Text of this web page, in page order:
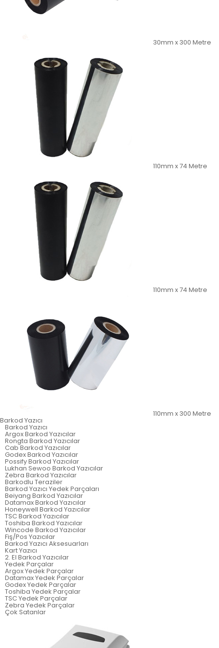
30mm x 300 Metre
110mm x 74 Metre
110mm x 74 Metre
110mm x 300 Metre
Barkod Yazıcı
Barkod Yazıcı
Argox Barkod Yazıcılar
Rongta Barkod Yazıcılar
Cab Barkod Yazıcılar
Godex Barkod Yazıcılar
Possify Barkod Yazıcılar
Lukhan Sewoo Barkod Yazıcılar
Zebra Barkod Yazıcılar
Barkodlu Teraziler
Barkod Yazıcı Yedek Parçaları
Beiyang Barkod Yazıcılar
Datamax Barkod Yazıcılar
Honeywell Barkod Yazıcılar
TSC Barkod Yazıcılar
Toshiba Barkod Yazıcılar
Wincode Barkod Yazıcılar
Fiş/Pos Yazıcılar
Barkod Yazıcı Aksesuarları
Kart Yazıcı
2. El Barkod Yazıcılar
Yedek Parçalar
Argox Yedek Parçalar
Datamax Yedek Parçalar
Godex Yedek Parçalar
Toshiba Yedek Parçalar
TSC Yedek Parçalar
Zebra Yedek Parçalar
Çok Satanlar